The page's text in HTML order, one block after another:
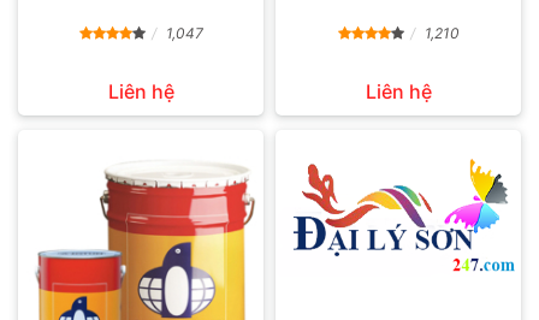
1,047
Liên hệ
1,210
Liên hệ